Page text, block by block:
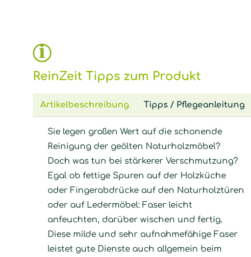
ReinZeit Tipps zum Produkt
Artikelbeschreibung Tipps / Pflegeanleitung
Sie legen großen Wert auf die schonende
Reinigung der geölten Naturholzmöbel?
Doch was tun bei stärkerer Verschmutzung?
Egal ob fettige Spuren auf der Holzküche
oder Fingerabdrücke auf den Naturholztüren
oder auf Ledermöbel: Faser leicht
anfeuchten, darüber wischen und fertig.
Diese milde und sehr aufnahmefähige Faser
leistet gute Dienste auch allgemein beim